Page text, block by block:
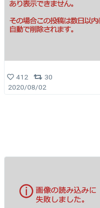
412
30
2020/08/02